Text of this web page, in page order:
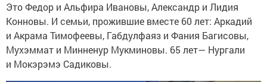
Это Федор и Альфира Ивановы, Александр и Лидия
Конновы. И семьи, прожившие вместе 60 лет: Аркадий
и Акрама Тимофеевы, Габдулфаяз и Фания Багисовы,
Мухэммат и Минненур Мукминовы. 65 лет— Нургали
и Мокэрэмэ Садиковы.